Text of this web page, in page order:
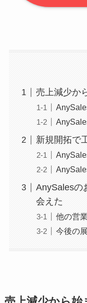
売上減少か
新規開拓で
AnySalesの
会えた
他の営
今後の